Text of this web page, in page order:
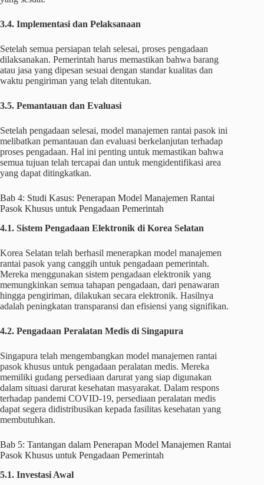
3.4. Implementasi dan Pelaksanaan
Setelah semua persiapan telah selesai, proses pengadaan
dilaksanakan. Pemerintah harus memastikan bahwa barang
atau jasa yang dipesan sesuai dengan standar kualitas dan
waktu pengiriman yang telah ditentukan.
3.5. Pemantauan dan Evaluasi
Setelah pengadaan selesai, model manajemen rantai pasok ini
melibatkan pemantauan dan evaluasi berkelanjutan terhadap
proses pengadaan. Hal ini penting untuk memastikan bahwa
semua tujuan telah tercapai dan untuk mengidentifikasi area
yang dapat ditingkatkan.
Bab 4: Studi Kasus: Penerapan Model Manajemen Rantai
Pasok Khusus untuk Pengadaan Pemerintah
4.1. Sistem Pengadaan Elektronik di Korea Selatan
Korea Selatan telah berhasil menerapkan model manajemen
rantai pasok yang canggih untuk pengadaan pemerintah.
Mereka menggunakan sistem pengadaan elektronik yang
memungkinkan semua tahapan pengadaan, dari penawaran
hingga pengiriman, dilakukan secara elektronik. Hasilnya
adalah peningkatan transparansi dan efisiensi yang signifikan.
4.2. Pengadaan Peralatan Medis di Singapura
Singapura telah mengembangkan model manajemen rantai
pasok khusus untuk pengadaan peralatan medis. Mereka
memiliki gudang persediaan darurat yang siap digunakan
dalam situasi darurat kesehatan masyarakat. Dalam respons
terhadap pandemi COVID-19, persediaan peralatan medis
dapat segera didistribusikan kepada fasilitas kesehatan yang
membutuhkan.
Bab 5: Tantangan dalam Penerapan Model Manajemen Rantai
Pasok Khusus untuk Pengadaan Pemerintah
5.1. Investasi Awal